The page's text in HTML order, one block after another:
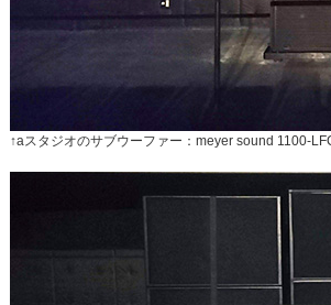
↑aスタジオのサブウーファー：meyer sound 1100-